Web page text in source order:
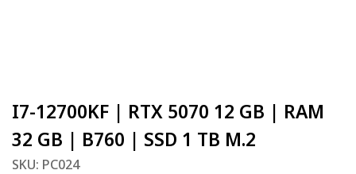
I7-12700KF | RTX 5070 12 GB | RAM
32 GB | B760 | SSD 1 TB M.2
SKU: PC024